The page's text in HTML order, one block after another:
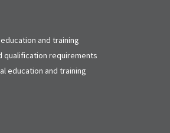
and training
qualification requirements
education and training